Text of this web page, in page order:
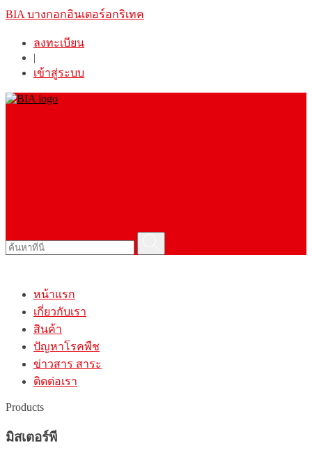
BIA บางกอกอินเตอร์อกริเทค
ลงทะเบียน
|
เข้าสู่ระบบ
ค้นหา
หน้าแรก
เกี่ยวกับเรา
สินค้า
ปัญหาโรคพืช
ข่าวสาร สาระ
ติดต่อเรา
Products
มิสเตอร์พี